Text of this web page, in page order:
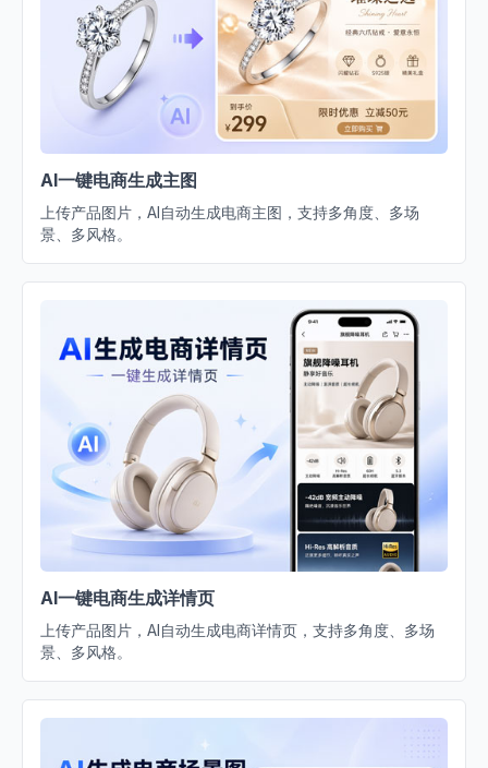
AI一键电商生成主图
上传产品图片，AI自动生成电商主图，支持多角度、多场
景、多风格。
AI一键电商生成详情页
上传产品图片，AI自动生成电商详情页，支持多角度、多场
景、多风格。